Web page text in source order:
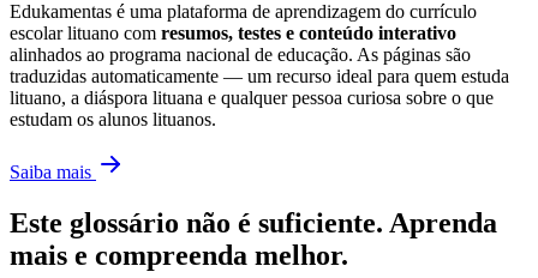
Edukamentas é uma plataforma de aprendizagem do currículo
escolar lituano com resumos, testes e conteúdo interativo
alinhados ao programa nacional de educação. As páginas são
traduzidas automaticamente — um recurso ideal para quem estuda
lituano, a diáspora lituana e qualquer pessoa curiosa sobre o que
estudam os alunos lituanos.
Saiba mais
Este glossário não é suficiente. Aprenda
mais e compreenda melhor.